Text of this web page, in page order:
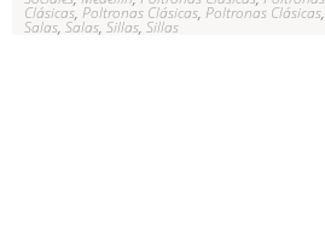
Clásicas, Poltronas Clásicas, Poltronas Clásicas,
Salas, Salas, Sillas, Sillas